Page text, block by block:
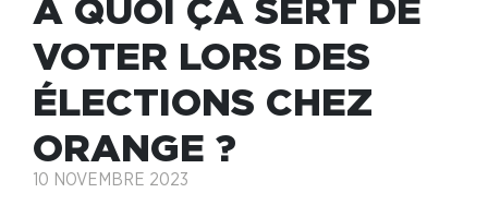
À QUOI ÇA SERT DE
VOTER LORS DES
ÉLECTIONS CHEZ
ORANGE ?
10 NOVEMBRE 2023